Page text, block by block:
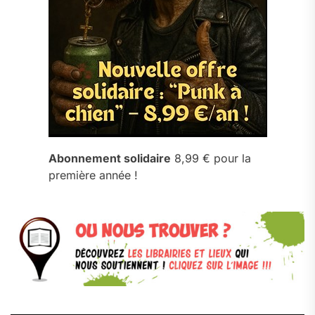
Abonnement solidaire 8,99 € pour la
première année !